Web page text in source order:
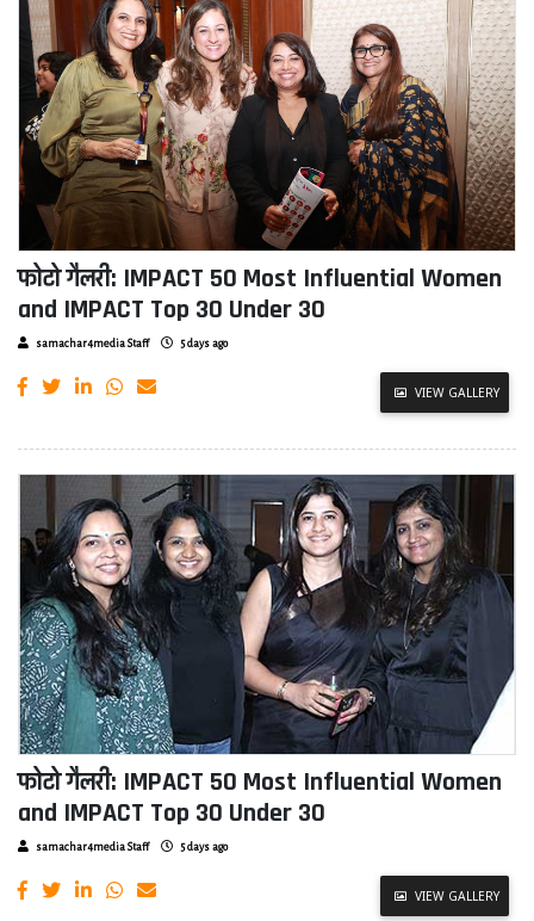
फोटो गैलरी: IMPACT 50 Most Influential Women
and IMPACT Top 30 Under 30
samachar4media Staff 5 days ago
VIEW GALLERY
फोटो गैलरी: IMPACT 50 Most Influential Women
and IMPACT Top 30 Under 30
samachar4media Staff 5 days ago
VIEW GALLERY